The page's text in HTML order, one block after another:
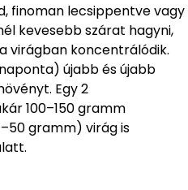
finoman lecsippentve vagy
kevesebb szárat hagyni,
virágban koncentrálódik.
újabb és újabb
Egy 2
100–150 gramm
gramm) virág is